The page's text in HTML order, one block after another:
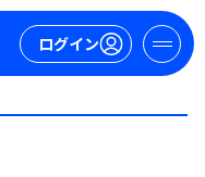
ログイン